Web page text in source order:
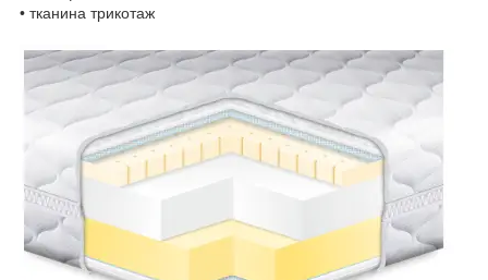
• тканина трикотаж